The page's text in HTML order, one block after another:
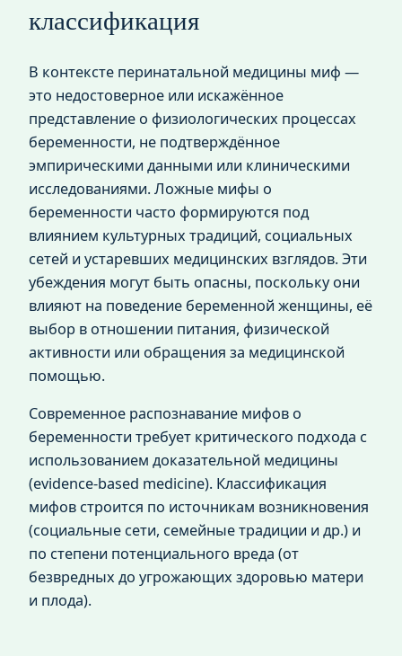
классификация
В контексте перинатальной медицины миф —
это недостоверное или искажённое
представление о физиологических процессах
беременности, не подтверждённое
эмпирическими данными или клиническими
исследованиями. Ложные мифы о
беременности часто формируются под
влиянием культурных традиций, социальных
сетей и устаревших медицинских взглядов. Эти
убеждения могут быть опасны, поскольку они
влияют на поведение беременной женщины, её
выбор в отношении питания, физической
активности или обращения за медицинской
помощью.
Современное распознавание мифов о
беременности требует критического подхода с
использованием доказательной медицины
(evidence-based medicine). Классификация
мифов строится по источникам возникновения
(социальные сети, семейные традиции и др.) и
по степени потенциального вреда (от
безвредных до угрожающих здоровью матери
и плода).